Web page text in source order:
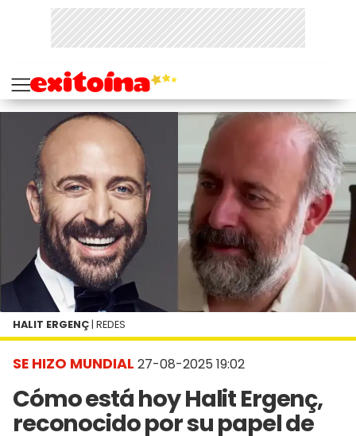
SE HIZO MUNDIAL 27-08-2025 19:02
Cómo está hoy Halit Ergenç,
reconocido por su papel de
HALIT ERGENÇ | REDES